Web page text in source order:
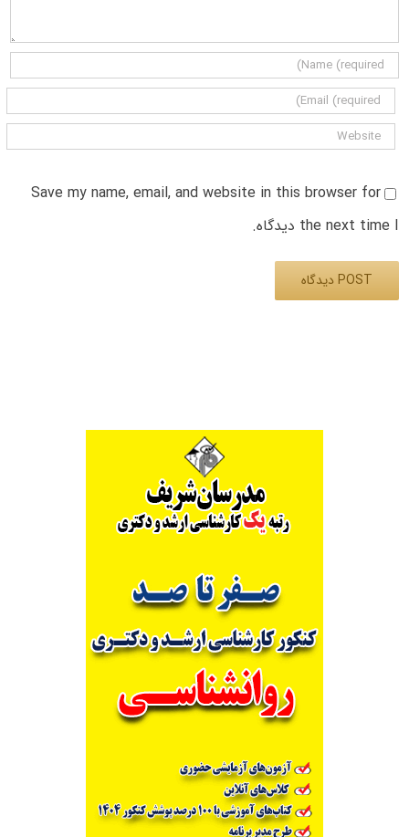
Save my name, email, and website in this browser for
the next time I دیدگاه.